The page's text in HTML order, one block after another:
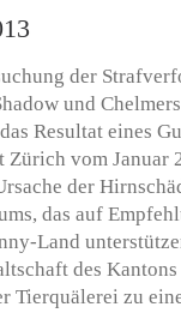
der
und
Resultat eines
Zürich vom Januar
der
das auf
Land
des
Tierquälerei zu